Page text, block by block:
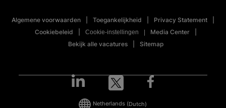
Algemene voorwaarden Toegankelijkheid
Privacy Statement
Cookiebeleid
Cookie-instellingen
Media Center
Bekijk alle vacatures
Sitemap
Netherlands (Dutch)